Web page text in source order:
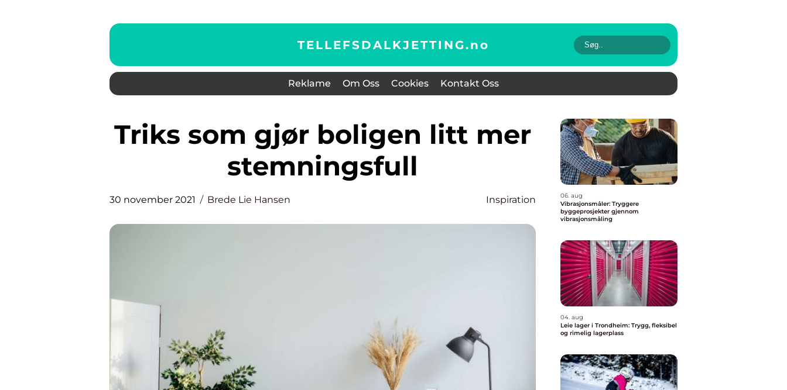
TELLEFSDALKJETTING.no
Reklame Om Oss Cookies Kontakt Oss
Triks som gjør boligen litt mer
stemningsfull
30 november 2021 Brede Lie Hansen Inspiration
06. aug
Vibrasjonsmåler: Tryggere
byggeprosjekter gjennom
vibrasjonsmåling
04. aug
Leie lager i Trondheim: Trygg, fleksibel
og rimelig lagerplass